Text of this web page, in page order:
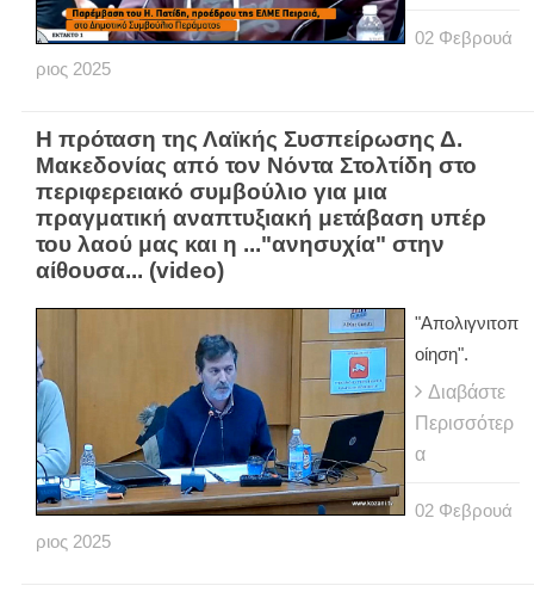
02 Φεβρουά
ριος 2025
H πρόταση της Λαϊκής Συσπείρωσης Δ.
Μακεδονίας από τον Νόντα Στολτίδη στο
περιφερειακό συμβούλιο για μια
πραγματική αναπτυξιακή μετάβαση υπέρ
του λαού μας και η ..."ανησυχία" στην
αίθουσα... (video)
"Απολιγνιτοπ
οίηση".
Διαβάστε
Περισσότερ
α
02 Φεβρουά
ριος 2025